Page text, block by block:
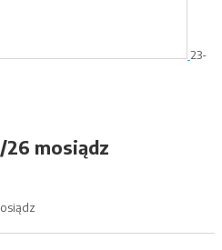
23-
mosiądz